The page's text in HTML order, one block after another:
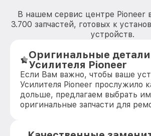
В нашем сервис центре Pioneer
3.700 запчастей, готовых к
устройств.
Оригинальные
Усилителя Pioneer
Если Вам важно, чтобы ваше
Усилителя Pioneer прослужило
дольше, предлагаем выбрать
оригинальные запчасти для